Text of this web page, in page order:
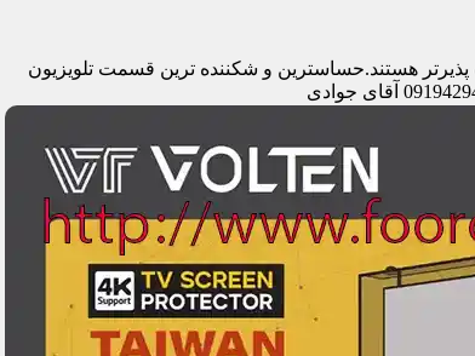
هستند.حساسترین و شکننده ترین قسمت تلویزیون